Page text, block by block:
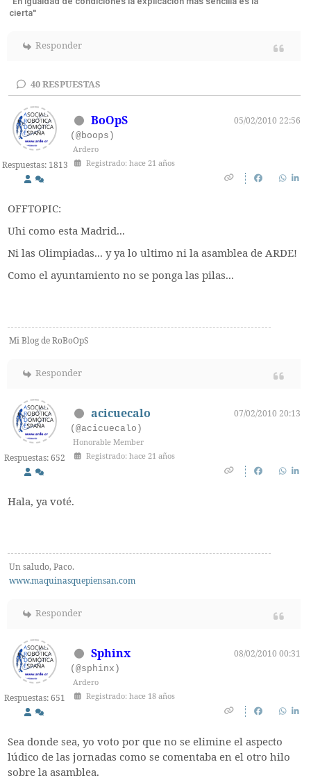
cierta"
Responder
40RESPUESTAS
Respuestas: 1813
BoOpS
05/02/2010 22:56
(@boops)
Ardero
Registrado: hace 21 años
OFFTOPIC:
Uhi como esta Madrid...
Ni las Olimpiadas... y ya lo ultimo ni la asamblea de ARDE!
Como el ayuntamiento no se ponga las pilas...
Mi Blog de RoBoOpS
Responder
Respuestas: 652
acicuecalo
07/02/2010 20:13
(@acicuecalo)
Honorable Member
Registrado: hace 21 años
Hala, ya voté.
Un saludo, Paco.
www.maquinasquepiensan.com
Responder
Respuestas: 651
Sphinx
08/02/2010 00:31
(@sphinx)
Ardero
Registrado: hace 18 años
Sea donde sea, yo voto por que no se elimine el aspecto
lúdico de las jornadas como se comentaba en el otro hilo
sobre la asamblea.